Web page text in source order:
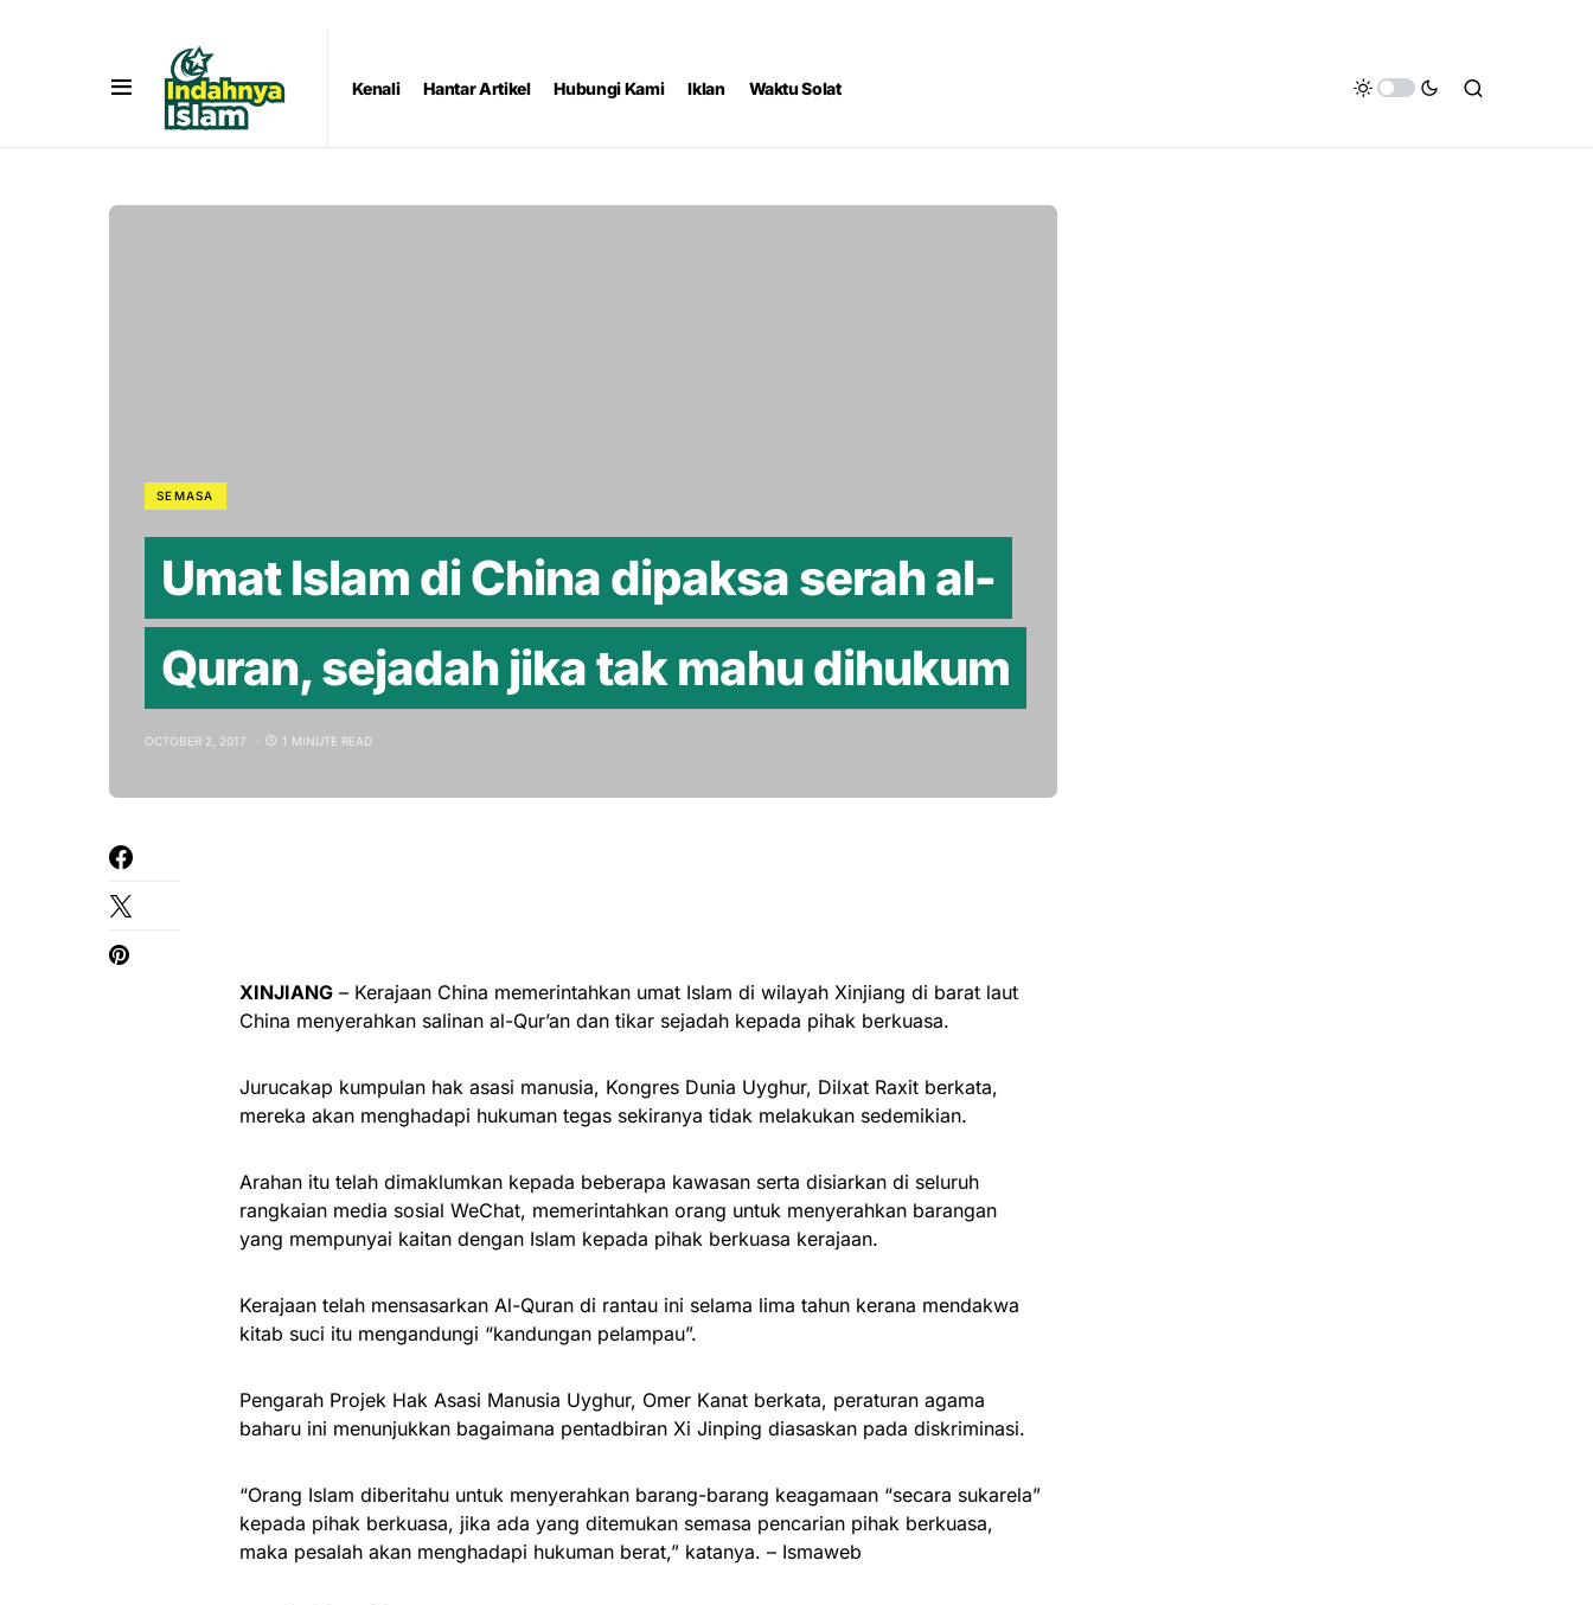
Kenali Hantar Artikel Hubungi Kami Iklan Waktu Solat
SEMASA
Umat Islam di China dipaksa serah al-
Quran, sejadah jika tak mahu dihukum
OCTOBER 2, 2017 1 MINUTE READ
XINJIANG – Kerajaan China memerintahkan umat Islam di wilayah Xinjiang di barat laut
China menyerahkan salinan al-Qur’an dan tikar sejadah kepada pihak berkuasa.
Jurucakap kumpulan hak asasi manusia, Kongres Dunia Uyghur, Dilxat Raxit berkata,
mereka akan menghadapi hukuman tegas sekiranya tidak melakukan sedemikian.
Arahan itu telah dimaklumkan kepada beberapa kawasan serta disiarkan di seluruh
rangkaian media sosial WeChat, memerintahkan orang untuk menyerahkan barangan
yang mempunyai kaitan dengan Islam kepada pihak berkuasa kerajaan.
Kerajaan telah mensasarkan Al-Quran di rantau ini selama lima tahun kerana mendakwa
kitab suci itu mengandungi “kandungan pelampau”.
Pengarah Projek Hak Asasi Manusia Uyghur, Omer Kanat berkata, peraturan agama
baharu ini menunjukkan bagaimana pentadbiran Xi Jinping diasaskan pada diskriminasi.
“Orang Islam diberitahu untuk menyerahkan barang-barang keagamaan “secara sukarela”
kepada pihak berkuasa, jika ada yang ditemukan semasa pencarian pihak berkuasa,
maka pesalah akan menghadapi hukuman berat,” katanya. – Ismaweb